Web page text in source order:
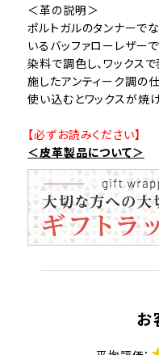
＜革の説明＞
ポルトガルのタンナーで
いるバッファローレザーで
染料で調色し、ワックス
施したアンティーク調の
使い込むとワックスが焼
【必ずお読みください】
＜皮革製品について＞